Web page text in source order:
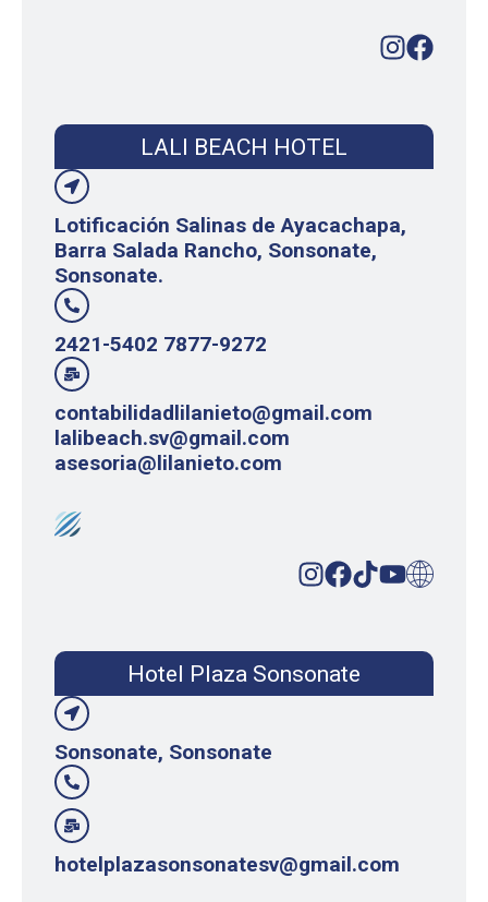
LALI BEACH HOTEL
Lotificación Salinas de Ayacachapa,
Barra Salada Rancho, Sonsonate,
Sonsonate.
2421-5402 7877-9272
contabilidadlilanieto@gmail.com
lalibeach.sv@gmail.com
asesoria@lilanieto.com
Hotel Plaza Sonsonate
Sonsonate, Sonsonate
hotelplazasonsonatesv@gmail.com